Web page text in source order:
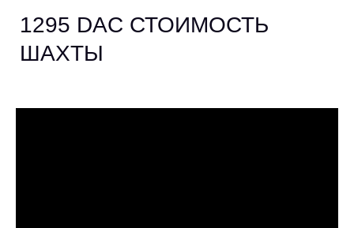
1295 DAC СТОИМОСТЬ
ШАХТЫ